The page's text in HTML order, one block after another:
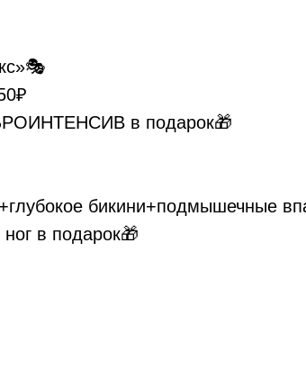
в подарок🎁
бикини+подмышечные
в подарок🎁